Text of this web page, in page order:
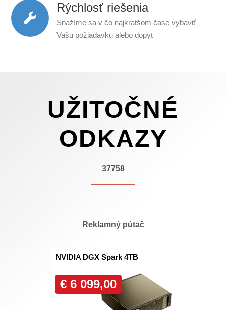
Rýchlosť riešenia
Snažíme sa v čo najkratšom čase vybaviť
Vašu požiadavku alebo dopyt
UŽITOČNÉ
ODKAZY
37758
Reklamný pútač